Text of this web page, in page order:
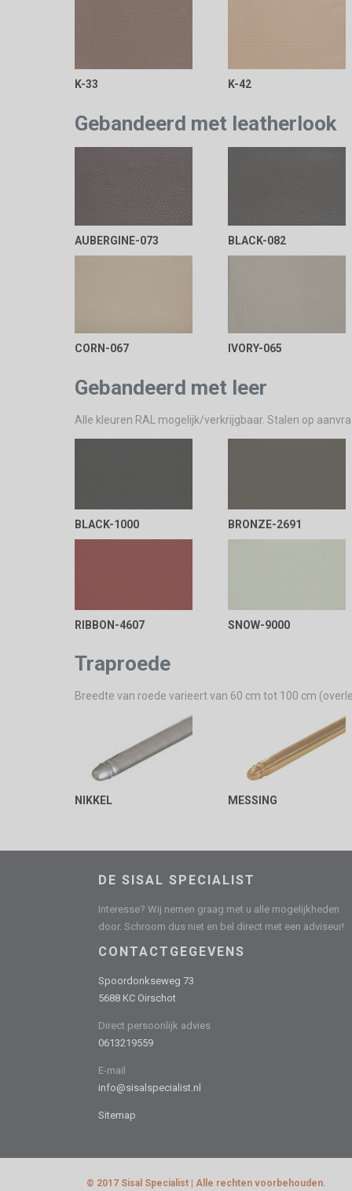
K-33 K-42
Gebandeerd met leatherlook
AUBERGINE-073 BLACK-082
CORN-067 IVORY-065
Gebandeerd met leer
Alle kleuren RAL mogelijk/verkrijgbaar. Stalen op
BLACK-1000 BRONZE-2691
RIBBON-4607 SNOW-9000
Traproede
Breedte van roede varieert van 60 cm tot 100 cm
NIKKEL MESSING
DE SISAL SPECIALIST
Interesse? Wij nemen graag met u alle mogelijkheden
door. Schroom dus niet en bel direct met een adviseur!
CONTACTGEGEVENS
Spoordonkseweg 73
5688 KC Oirschot
Direct persoonlijk advies
0613219559
E-mail
info@sisalspecialist.nl
Sitemap
© 2017 Sisal Specialist | Alle rechten voorbehouden.